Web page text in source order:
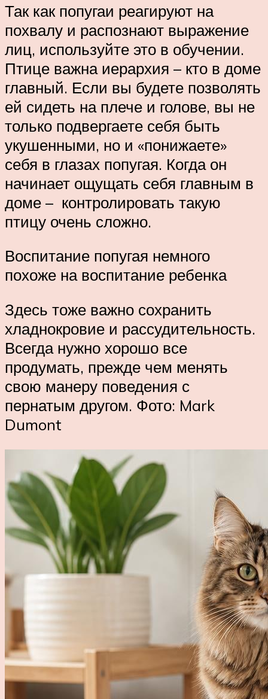
Так как попугаи реагируют на
похвалу и распознают выражение
лиц, используйте это в обучении.
Птице важна иерархия – кто в доме
главный. Если вы будете позволять
ей сидеть на плече и голове, вы не
только подвергаете себя быть
укушенными, но и «понижаете»
себя в глазах попугая. Когда он
начинает ощущать себя главным в
доме – контролировать такую
птицу очень сложно.
Воспитание попугая немного
похоже на воспитание ребенка
Здесь тоже важно сохранить
хладнокровие и рассудительность.
Всегда нужно хорошо все
продумать, прежде чем менять
свою манеру поведения с
пернатым другом. Фото: Mark
Dumont